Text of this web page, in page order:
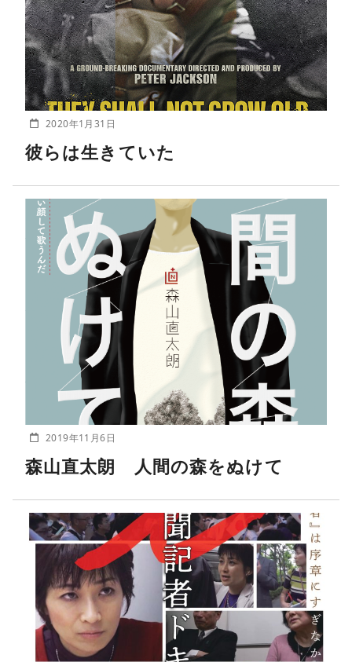
2020年1月31日
彼らは生きていた
2019年11月6日
森山直太朗 人間の森をぬけて